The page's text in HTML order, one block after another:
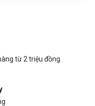
từ 2 triệu đồng.